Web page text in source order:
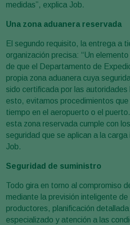
medidas”, explica Job.
Una zona aduanera reservada
El segundo requisito, la entrega a
organización precisa: “Un
de que el Departamento de
propia zona aduanera cuya
sido certificada por las autoridades
esto, evitamos procedimientos que
tiempo en el aeropuerto o el
esta zona reservada cumple con
seguridad que se aplican a la
Job.
Seguridad de suministro
Todo gira en torno al compromiso
mediante la previsión inteligente
productores, planificación
especializado y atención a las